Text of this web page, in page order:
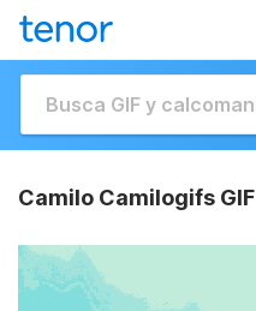
Camilo Camilogifs GIF